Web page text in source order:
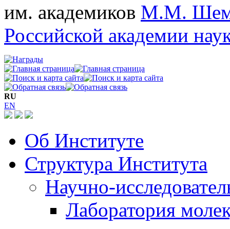
им. академиков М.М.
Российской академии
RU
EN
Об Институте
Структура Института
Научно-
Лаборатория